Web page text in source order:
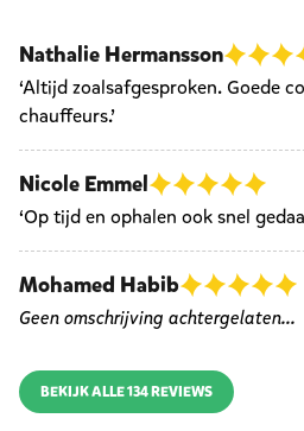
Nathalie Hermansson
‘Altijd zoalsafgesproken. Goede
chauffeurs.’
Nicole Emmel
‘Op tijd en ophalen ook snel
Mohamed Habib
Geen omschrijving achtergelaten...
BEKIJK ALLE 134 REVIEWS